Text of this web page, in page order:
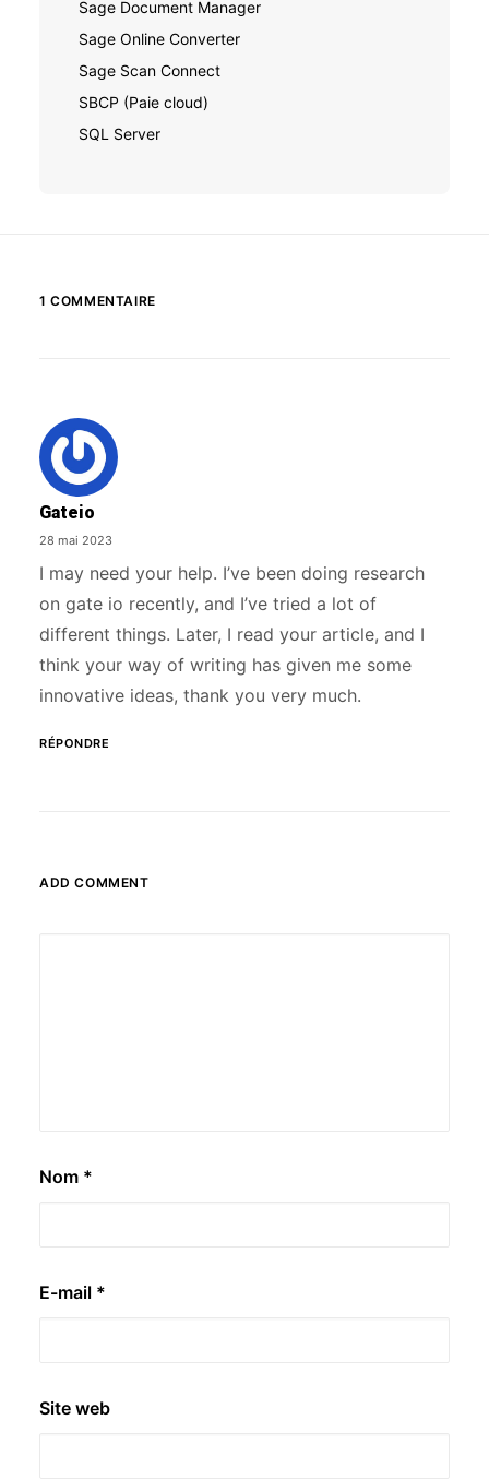
Sage Document Manager
Sage Online Converter
Sage Scan Connect
SBCP (Paie cloud)
SQL Server
1 COMMENTAIRE
Gateio
28 mai 2023
I may need your help. I’ve been doing research
on gate io recently, and I’ve tried a lot of
different things. Later, I read your article, and I
think your way of writing has given me some
innovative ideas, thank you very much.
RÉPONDRE
ADD COMMENT
Nom *
E-mail *
Site web